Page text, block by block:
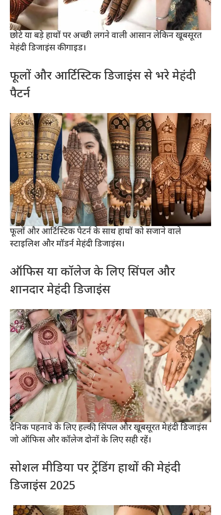
छोटे या बड़े हाथों पर अच्छी लगने वाली आसान लेकिन खूबसूरत
मेहंदी डिजाइंस की गाइड।
फूलों और आर्टिस्टिक डिजाइंस से भरे मेहंदी
पैटर्न
फूलों और आर्टिस्टिक पैटर्न के साथ हाथों को सजाने वाले
स्टाइलिश और मॉडर्न मेहंदी डिजाइंस।
ऑफिस या कॉलेज के लिए सिंपल और
शानदार मेहंदी डिजाइंस
दैनिक पहनावे के लिए हल्की, सिंपल और खूबसूरत मेहंदी डिजाइंस
जो ऑफिस और कॉलेज दोनों के लिए सही रहें।
सोशल मीडिया पर ट्रेंडिंग हाथों की मेहंदी
डिजाइंस 2025